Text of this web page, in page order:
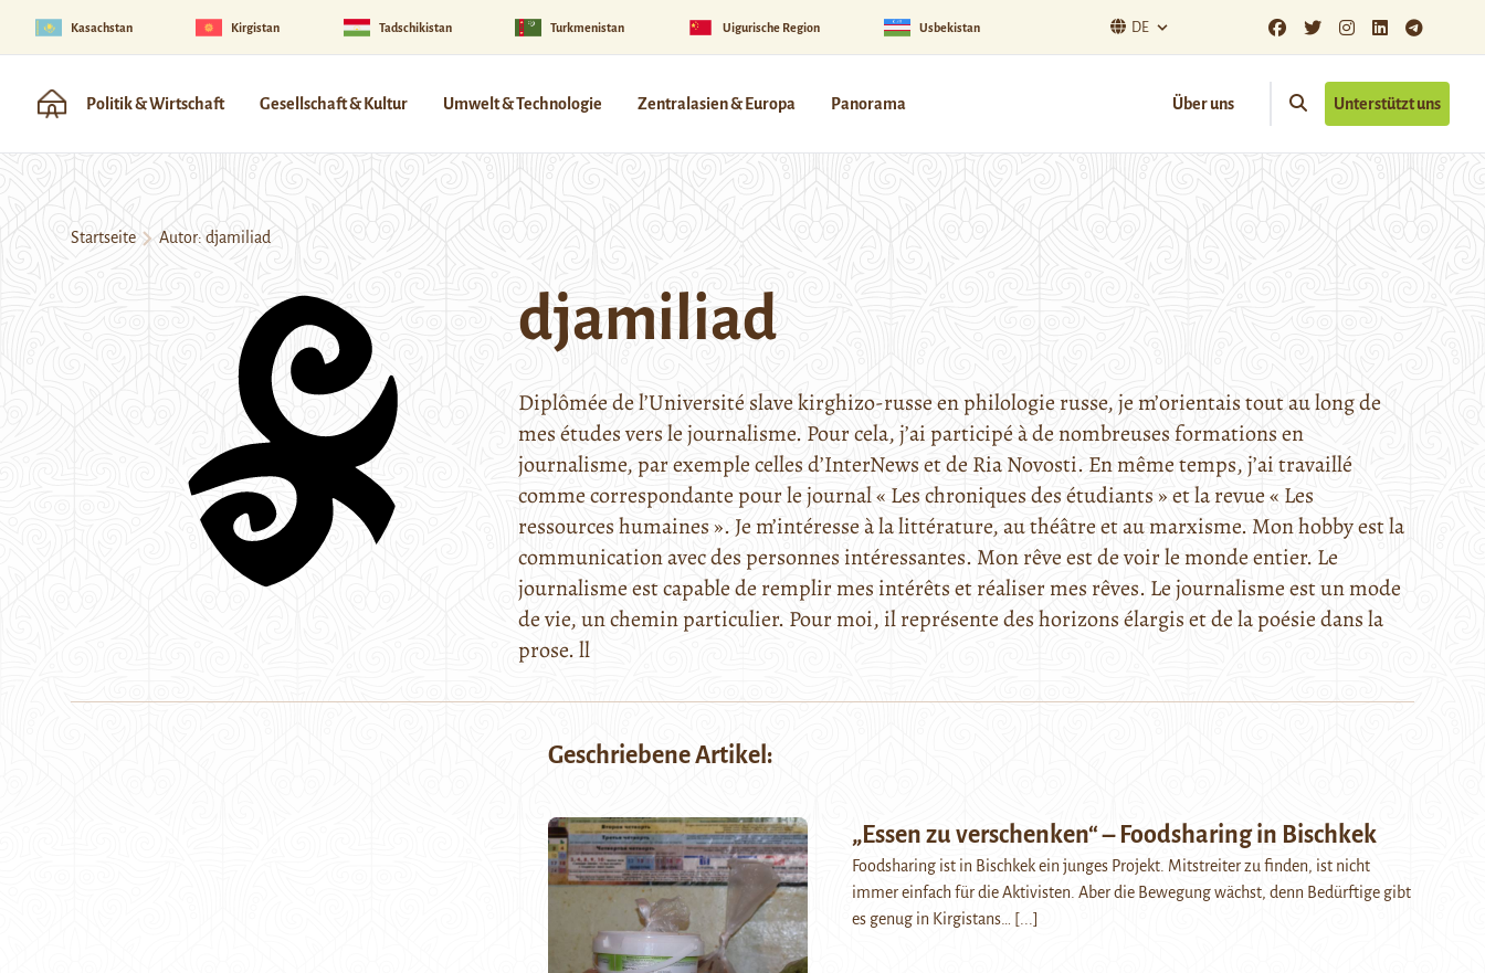
Kasachstan Kirgistan Tadschikistan Turkmenistan Uigurische Region Usbekistan DE
Politik & Wirtschaft Gesellschaft & Kultur Umwelt & Technologie Zentralasien & Europa Panorama Über uns Unterstützt uns
Startseite Autor: djamiliad
djamiliad
Diplômée de l’Université slave kirghizo-russe en philologie russe, je m’orientais tout au long de
mes études vers le journalisme. Pour cela, j’ai participé à de nombreuses formations en
journalisme, par exemple celles d’InterNews et de Ria Novosti. En même temps, j’ai travaillé
comme correspondante pour le journal « Les chroniques des étudiants » et la revue « Les
ressources humaines ». Je m’intéresse à la littérature, au théâtre et au marxisme. Mon hobby est la
communication avec des personnes intéressantes. Mon rêve est de voir le monde entier. Le
journalisme est capable de remplir mes intérêts et réaliser mes rêves. Le journalisme est un mode
de vie, un chemin particulier. Pour moi, il représente des horizons élargis et de la poésie dans la
prose. ll
Geschriebene Artikel:
„Essen zu verschenken“ – Foodsharing in Bischkek
Foodsharing ist in Bischkek ein junges Projekt. Mitstreiter zu finden, ist nicht
immer einfach für die Aktivisten. Aber die Bewegung wächst, denn Bedürftige gibt
es genug in Kirgistans…
[...]